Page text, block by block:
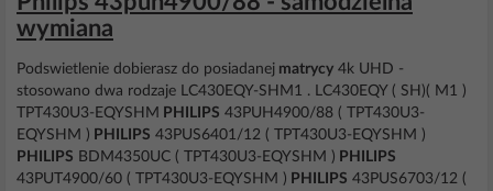
wymiana
Podswietlenie dobierasz do posiadanej matrycy 4k UHD -
stosowano dwa rodzaje LC430EQY-SHM1 . LC430EQY ( SH)( M1 )
TPT430U3-EQYSHM PHILIPS 43PUH4900/88 ( TPT430U3-
EQYSHM ) PHILIPS 43PUS6401/12 ( TPT430U3-EQYSHM )
PHILIPS BDM4350UC ( TPT430U3-EQYSHM ) PHILIPS
43PUT4900/60 ( TPT430U3-EQYSHM ) PHILIPS 43PUS6703/12 (